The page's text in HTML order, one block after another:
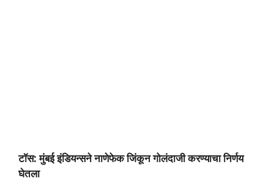
टॉस: मुंबई इंडियन्सने नाणेफेक जिंकून गोलंदाजी करण्याचा निर्णय
घेतला